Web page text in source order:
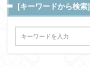
[キーワードから検索]